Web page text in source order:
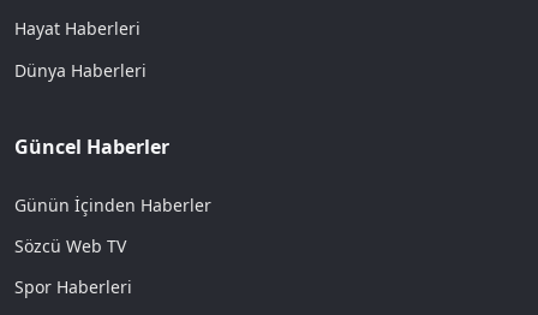
Hayat Haberleri
Dünya Haberleri
Güncel Haberler
Günün İçinden Haberler
Sözcü Web TV
Spor Haberleri